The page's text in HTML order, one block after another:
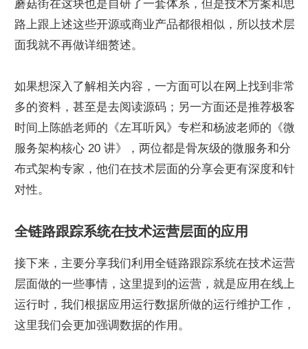
蘑菇街在这块也是自研了一套体系，但是技术方案和思
路上跟上述这些开源或商业产品都很相似，所以技术层
面我就不再做详细赘述。
如果想深入了解相关内容，一方面可以在网上找到非常
多的资料，甚至是去阅读源码；另一方面还是推荐极客
时间上陈皓老师的《左耳听风》专栏和杨波老师的《微
服务架构核心 20 讲》，两位都是骨灰级的微服务和分
布式架构专家，他们在技术层面的分享会更有深度和针
对性。
全链路跟踪系统在技术运营层面的应用
接下来，主要分享我们利用全链路跟踪系统在技术运营
层面做的一些事情，这里提到的运营，就是应用在线上
运行时，我们根据应用运行数据所做的运行维护工作，
这里我们会更加强调数据的作用。